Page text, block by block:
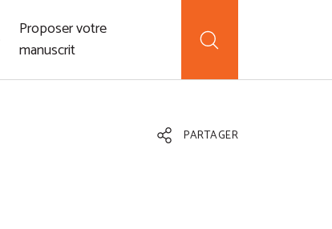
Proposer votre
manuscrit
PARTAGER